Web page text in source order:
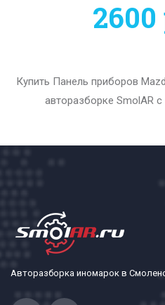
Купить Панель приборов
авторазборке SmolAR
Авторазборка иномарок в